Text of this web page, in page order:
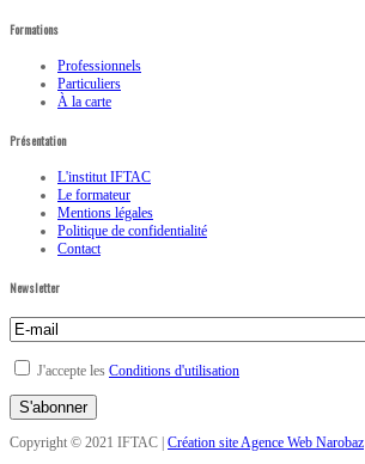
Formations
Professionnels
Particuliers
À la carte
Présentation
L'institut IFTAC
Le formateur
Mentions légales
Politique de confidentialité
Contact
Newsletter
J'accepte les Conditions d'utilisation
Copyright © 2021 IFTAC | Création site Agence Web Narobaz